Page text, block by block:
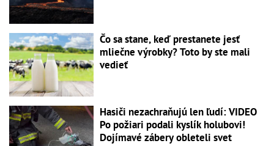
Čo sa stane, keď prestanete jesť
mliečne výrobky? Toto by ste mali
vedieť
Hasiči nezachraňujú len ľudí: VIDEO
Po požiari podali kyslík holubovi!
Dojímavé zábery obleteli svet